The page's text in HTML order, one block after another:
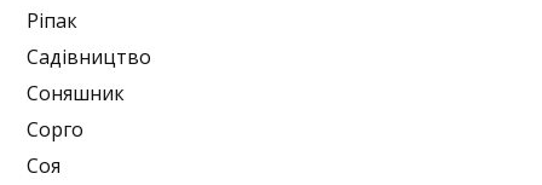
Ріпак
Садівництво
Соняшник
Сорго
Соя